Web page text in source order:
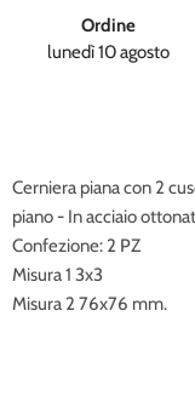
Ordine
lunedì 10 agosto
Cerniera piana con 2
piano - In acciaio
Confezione: 2 PZ
Misura 1 3x3
Misura 2 76x76 mm.